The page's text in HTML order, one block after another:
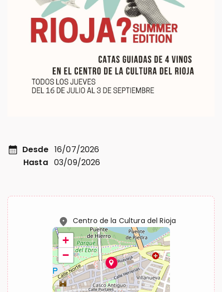
calendar_month Desde 16/07/2026
Hasta 03/09/2026
+
−
location_on Centro de la Cultura del Rioja